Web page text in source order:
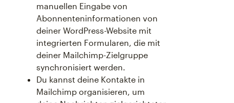
manuellen Eingabe von
Abonnenteninformationen von
deiner WordPress-Website mit
integrierten Formularen, die mit
deiner Mailchimp-Zielgruppe
synchronisiert werden.
Du kannst deine Kontakte in
Mailchimp organisieren, um